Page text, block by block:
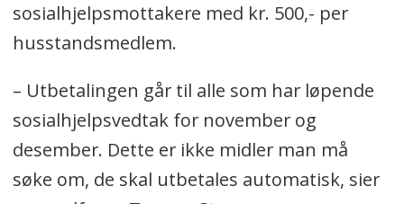
sosialhjelpsmottakere med kr. 500,- per
husstandsmedlem.
– Utbetalingen går til alle som har løpende
sosialhjelpsvedtak for november og
desember. Dette er ikke midler man må
søke om, de skal utbetales automatisk, sier